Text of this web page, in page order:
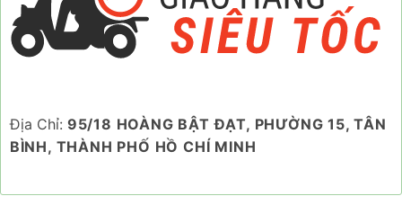
Địa Chỉ: 95/18 HOÀNG BẬT ĐẠT, PHƯỜNG 15, TÂN
BÌNH, THÀNH PHỐ HỒ CHÍ MINH